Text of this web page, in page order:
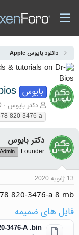
دانلود بایوس Apple
بایوس
آغازگر گفتمان
دکتر بایوس
820-3476-a
دکتر بایوس
Founder
Admin
13 ژانویه 2020
820-3476-a 8 mb
فایل های ضمیمه
3476-A .bin